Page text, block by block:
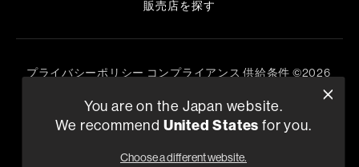
販売店を探す
プライバシーポリシー コンプライアンス 供給条件 ©2026
Harman International Industries, Incorporated 無断転載を禁
じます。
You are on the Japan website.
We recommend United States for you.
Choose a different website.